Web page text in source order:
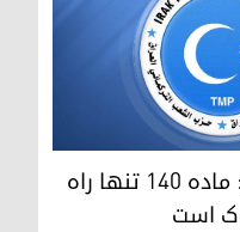
است حزب مردم ترکمان: ماده ۱۴۰ تنها راه
است